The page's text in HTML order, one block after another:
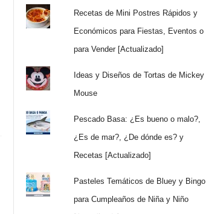
Recetas de Mini Postres Rápidos y
Económicos para Fiestas, Eventos o
para Vender [Actualizado]
Ideas y Diseños de Tortas de Mickey
Mouse
Pescado Basa: ¿Es bueno o malo?,
¿Es de mar?, ¿De dónde es? y
Recetas [Actualizado]
Pasteles Temáticos de Bluey y Bingo
para Cumpleaños de Niña y Niño